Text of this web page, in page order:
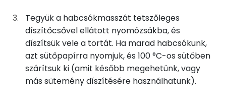
C vitamin:
46 mg
D vitamin:
22 micro
K vitamin:
2 micro
Tegyük a habcsókmasszát tetszőleges
díszítőcsővel ellátott nyomózsákba, és
díszítsük vele a tortát. Ha marad habcsókunk,
azt sütőpapírra nyomjuk, és 100 °C-os sütőben
szárítsuk ki (amit később megehetünk, vagy
más sütemény díszítésére használhatunk).